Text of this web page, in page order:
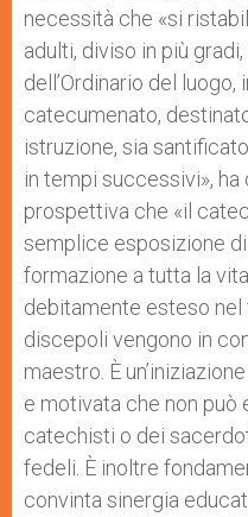
necessità che «si
adulti, diviso in più
dell’Ordinario del
catecumenato,
istruzione, sia
in tempi successivi»,
prospettiva che «il
semplice esposizione
formazione a tutta la
debitamente esteso nel
discepoli vengono in
maestro. È
e motivata che non
catechisti o dei
fedeli. È inoltre
convinta sinergia